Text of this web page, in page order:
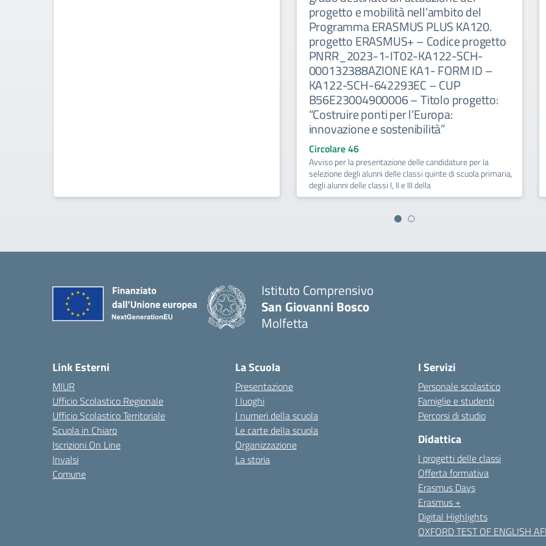
progetto e mobilità nell’ambito del
Programma ERASMUS PLUS KA120.
progetto ERASMUS+ – Codice progetto
PNRR_2023-1-IT02-KA122-SCH-
000132388AZIONE KA1- FORM ID –
KA122-SCH-642293EC – CUP
B56E23004900006 – Titolo progetto:
“Costruire ponti per l’Europa:
innovazione e sostenibilità”
Circolare 46
Avviso per la presentazione delle candidature per la
selezione degli alunni delle classi quinte di scuola primaria,
degli alunni delle classi I, II e III della
Istituto Comprensivo
San Giovanni Bosco
Molfetta
Link Esterni
MIUR
Ufficio Scolastico Regionale
Ufficio Scolastico Territoriale
Scuola in Chiaro
Iscrizioni On Line
Invalsi
Comune
La Scuola
Presentazione
I luoghi
I numeri della scuola
Le carte della scuola
Organizzazione
La storia
I Servizi
Personale scolastico
Famiglie e studenti
Percorsi di studio
Didattica
I progetti delle classi
Offerta formativa
Erasmus Days
Erasmus +
Digital Highlights
OXFORD TEST OF ENGLISH